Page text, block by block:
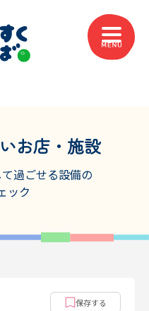
お店・施設
過ごせる設備の
ック
保存する